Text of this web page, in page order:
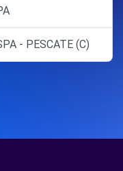
- PESCATE (C)